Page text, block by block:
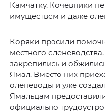
Камчатку. Кочевники
имуществом и даже
Коряки просили
местного
закрепились и
Ямал. Вместо них
оленеводы и уже
Ямальцам
официально